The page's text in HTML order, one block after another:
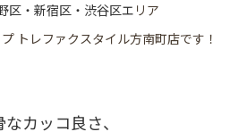
区・新宿区・渋谷区エ リア
トレファクスタイル方南町店です！
なカッコ良さ、